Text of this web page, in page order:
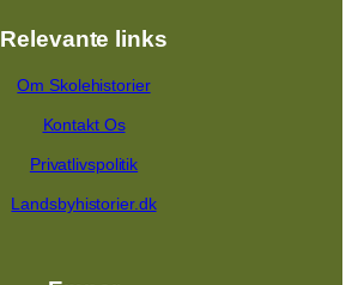
Relevante links
Om Skolehistorier
Kontakt Os
Privatlivspolitik
Landsbyhistorier.dk